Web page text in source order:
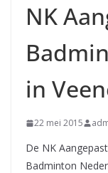
NK
in
22 mei 2015
De NK
Badminton